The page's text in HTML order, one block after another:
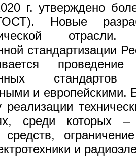
г. утверждено
Новые
стандартизации
и европейскими.
реализации
среди которых –
средств,
и